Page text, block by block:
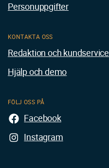
KONTAKTA OSS
Redaktion och kundservice
Hjälp och demo
FÖLJ OSS PÅ
Facebook
Instagram
Personuppgifter